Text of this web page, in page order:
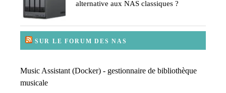
alternative aux NAS classiques ?
SUR LE FORUM DES NAS
Music Assistant (Docker) - gestionnaire de bibliothèque
musicale